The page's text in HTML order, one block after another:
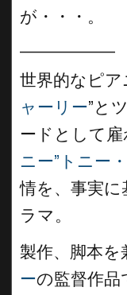
が・・・。
世界的なピア
ャーリー”と
ードとして雇
ニー”トニー
情を、事実
ラマ。
製作、脚本を
ーの監督作品